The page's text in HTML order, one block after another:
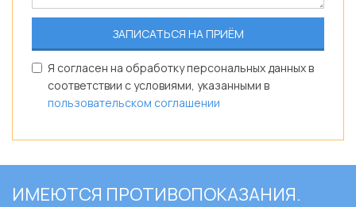
Я согласен на обработку персональных данных в
соответствии с условиями, указанными в
пользовательском соглашении
ИМЕЮТСЯ ПРОТИВОПОКАЗАНИЯ.